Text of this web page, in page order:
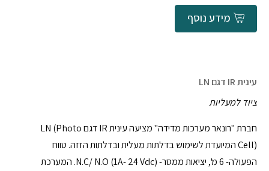
מידע נוסף
עינית IR דגם LN
ציוד למעליות
חברת "רונאר מערכות מדידה" מציעה עינית IR דגם LN (Photo
Cell) המיועדת לשימוש בדלתות מעלית ובדלתות הזזה. טווח
הפעולה- 6 מ', יציאות ממסר- N.C/ N.O (1A- 24 Vdc). המערכת